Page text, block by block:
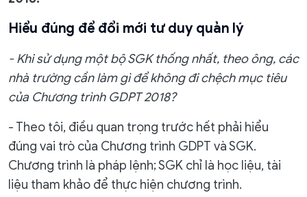
Hiểu đúng để đổi mới tư duy quản lý
- Khi sử dụng một bộ SGK thống nhất, theo ông, các
nhà trường cần làm gì để không đi chệch mục tiêu
của Chương trình GDPT 2018?
- Theo tôi, điều quan trọng trước hết phải hiểu
đúng vai trò của Chương trình GDPT và SGK.
Chương trình là pháp lệnh; SGK chỉ là học liệu, tài
liệu tham khảo để thực hiện chương trình.